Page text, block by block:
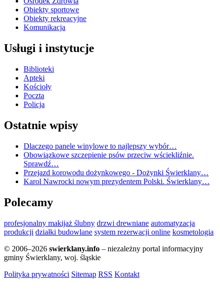
Obiekty sportowe
Obiekty rekreacyjne
Komunikacja
Usługi i instytucje
Biblioteki
Apteki
Kościoły
Poczta
Policja
Ostatnie wpisy
Dlaczego panele winylowe to najlepszy wybór…
Obowiązkowe szczepienie psów przeciw wściekliźnie.
Sprawdź…
Przejazd korowodu dożynkowego - Dożynki Świerklany…
Karol Nawrocki nowym prezydentem Polski. Świerklany…
Polecamy
profesjonalny makijaż ślubny drzwi drewniane automatyzacja
produkcji działki budowlane system rezerwacji online kosmetologia
© 2006–2026 swierklany.info – niezależny portal informacyjny
gminy Świerklany, woj. śląskie
Polityka prywatności Sitemap RSS Kontakt